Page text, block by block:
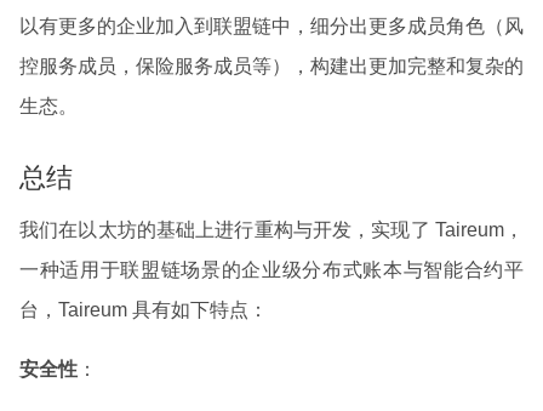
以有更多的企业加入到联盟链中，细分出更多成员角色（风
控服务成员，保险服务成员等），构建出更加完整和复杂的
生态。
总结
我们在以太坊的基础上进行重构与开发，实现了 Taireum，
一种适用于联盟链场景的企业级分布式账本与智能合约平
台，Taireum 具有如下特点：
安全性 ：